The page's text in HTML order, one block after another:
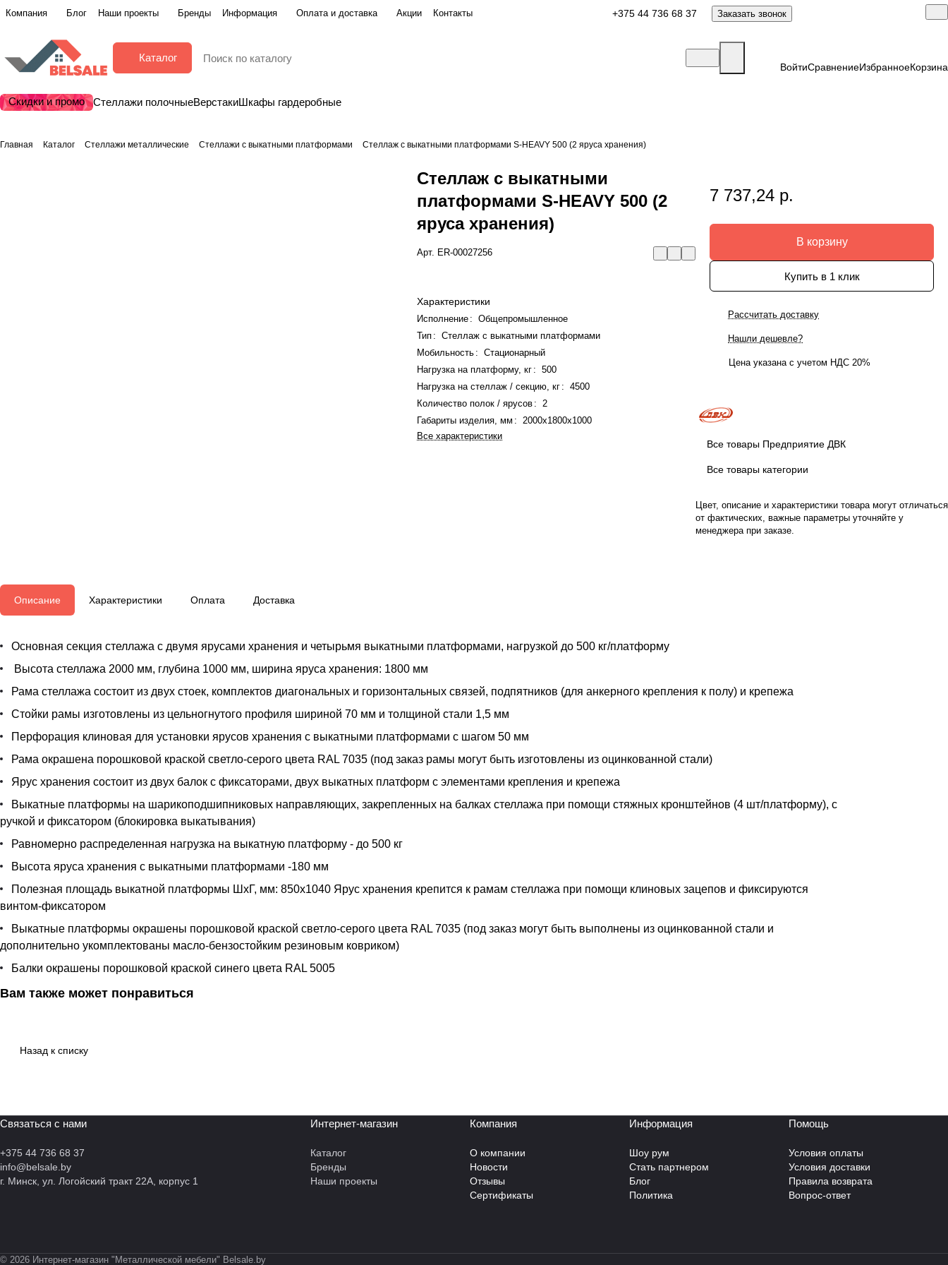
Компания Блог Наши проекты Бренды Информация Оплата и доставка Акции Контакты +375 44 736 68 37 Заказать звонок
Каталог
ВойтиСравнениеИзбранноеКорзина
Скидки и промо Стеллажи полочныеВерстакиШкафы гардеробные
Главная Каталог Стеллажи металлические Стеллажи с выкатными платформами Стеллаж с выкатными платформами S-HEAVY 500 (2 яруса хранения)
Стеллаж с выкатными
платформами S-HEAVY 500 (2
яруса хранения)
Арт. ER-00027256
Характеристики
Исполнение :
Общепромышленное
Тип :
Стеллаж с выкатными платформами
Мобильность :
Стационарный
Нагрузка на платформу, кг :
500
Нагрузка на стеллаж / секцию, кг :
4500
Количество полок / ярусов :
2
Габариты изделия, мм :
2000x1800x1000
Все характеристики
7 737,24 р.
В корзину
Купить в 1 клик
Рассчитать доставку
Нашли дешевле?
Цена указана с учетом НДС 20%
Все товары Предприятие ДВК
Все товары категории
Цвет, описание и характеристики товара могут отличаться
от фактических, важные параметры уточняйте у
менеджера при заказе.
Описание Характеристики Оплата Доставка
Основная секция стеллажа с двумя ярусами хранения и четырьмя выкатными платформами, нагрузкой до 500 кг/платформу
Высота стеллажа 2000 мм, глубина 1000 мм, ширина яруса хранения: 1800 мм
Рама стеллажа состоит из двух стоек, комплектов диагональных и горизонтальных связей, подпятников (для анкерного крепления к полу) и крепежа
Стойки рамы изготовлены из цельногнутого профиля шириной 70 мм и толщиной стали 1,5 мм
Перфорация клиновая для установки ярусов хранения с выкатными платформами с шагом 50 мм
Рама окрашена порошковой краской светло-серого цвета RAL 7035 (под заказ рамы могут быть изготовлены из оцинкованной стали)
Ярус хранения состоит из двух балок с фиксаторами, двух выкатных платформ с элементами крепления и крепежа
Выкатные платформы на шарикоподшипниковых направляющих, закрепленных на балках стеллажа при помощи стяжных кронштейнов (4 шт/платформу), с
ручкой и фиксатором (блокировка выкатывания)
Равномерно распределенная нагрузка на выкатную платформу - до 500 кг
Высота яруса хранения с выкатными платформами -180 мм
Полезная площадь выкатной платформы ШхГ, мм: 850x1040 Ярус хранения крепится к рамам стеллажа при помощи клиновых зацепов и фиксируются
винтом-фиксатором
Выкатные платформы окрашены порошковой краской светло-серого цвета RAL 7035 (под заказ могут быть выполнены из оцинкованной стали и
дополнительно укомплектованы масло-бензостойким резиновым ковриком)
Балки окрашены порошковой краской синего цвета RAL 5005
Вам также может понравиться
Назад к списку
Связаться с нами
+375 44 736 68 37
info@belsale.by
г. Минск, ул. Логойский тракт 22А, корпус 1
Интернет-магазин
Каталог
Бренды
Наши проекты
Компания
О компании
Новости
Отзывы
Сертификаты
Информация
Шоу рум
Стать партнером
Блог
Политика
Помощь
Условия оплаты
Условия доставки
Правила возврата
Вопрос-ответ
© 2026 Интернет-магазин "Металлической мебели" Belsale.by